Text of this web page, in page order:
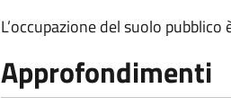
L’occupazione del suolo
Approfondimenti